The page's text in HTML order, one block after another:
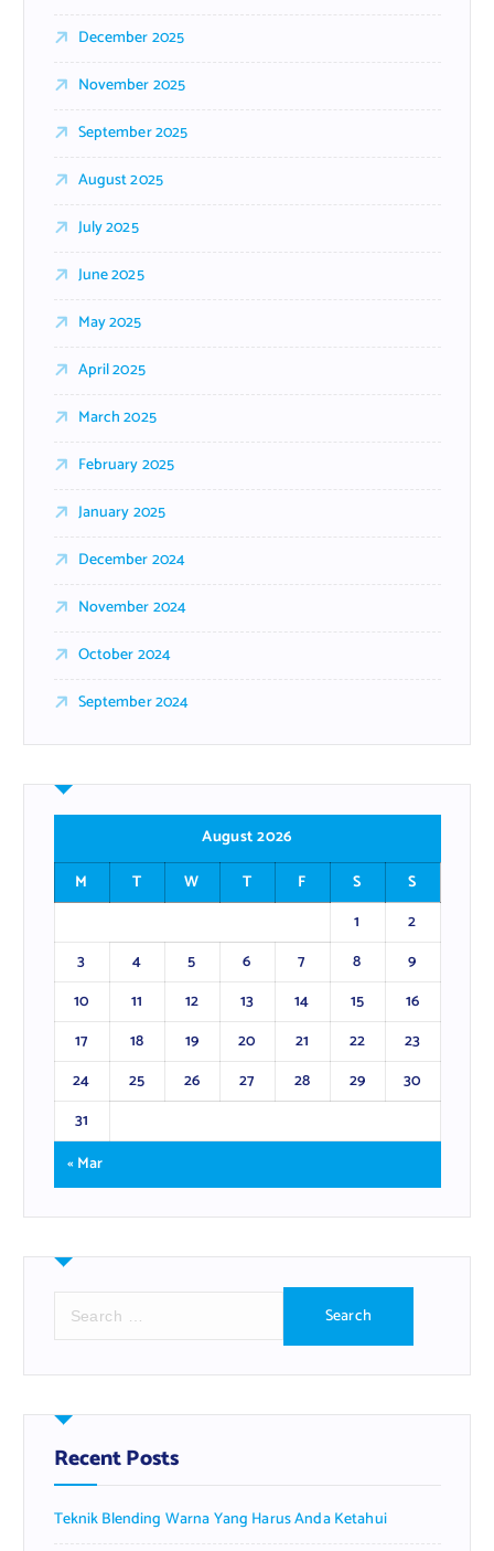
December 2025
November 2025
September 2025
August 2025
July 2025
June 2025
May 2025
April 2025
March 2025
February 2025
January 2025
December 2024
November 2024
October 2024
September 2024
August 2026
M
T W T F S
S
1
2
3
4 5 6 7 8
9
10
11 12 13 14 15
16
17
18 19 20 21 22
23
24
25 26 27 28 29
30
31
« Mar
r
h
f
o
:
Recent Posts
Teknik Blending Warna Yang Harus Anda Ketahui